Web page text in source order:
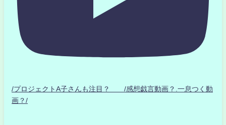
/プロジェクトA子さんも注目？ /感想戯言動画？.一息つく動
画？/